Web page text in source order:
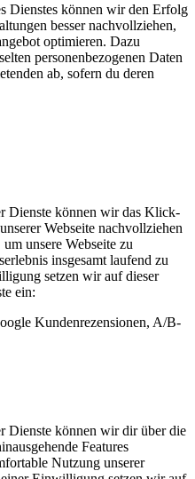
Dienstes können wir den Erfolg
besser nachvollziehen,
optimieren. Dazu
personenbezogenen Daten
ab, sofern du deren
Dienste können wir das Klick-
Webseite nachvollziehen
unsere Webseite zu
insgesamt laufend zu
setzen wir auf dieser
ein:
Kundenrezensionen, A/B-
Dienste können wir dir über die
Features
Nutzung unserer